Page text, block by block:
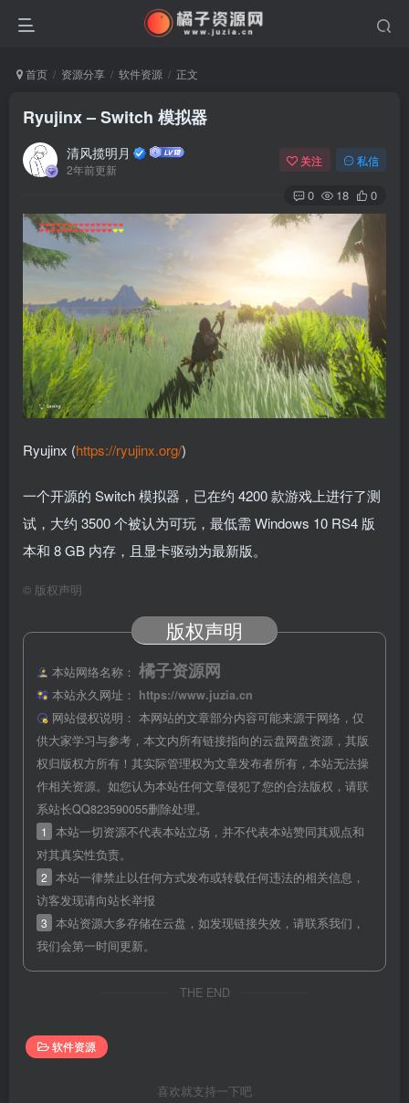
首页 资源分享 软件资源 正文
Ryujinx – Switch 模拟器
清风揽明月
2年前更新
关注 私信
0 18 0
Ryujinx (https://ryujinx.org/)
一个开源的 Switch 模拟器，已在约 4200 款游戏上进行了测
试，大约 3500 个被认为可玩，最低需 Windows 10 RS4 版
本和 8 GB 内存，且显卡驱动为最新版。
© 版权声明
版权声明
本站网络名称： 橘子资源网
本站永久网址：
https://www.juzia.cn
网站侵权说明： 本网站的文章部分内容可能来源于网络，仅
供大家学习与参考，本文内所有链接指向的云盘网盘资源，其版
权归版权方所有！其实际管理权为文章发布者所有，本站无法操
作相关资源。如您认为本站任何文章侵犯了您的合法版权，请联
系站长QQ823590055删除处理。
1
本站一切资源不代表本站立场，并不代表本站赞同其观点和
对其真实性负责。
2 本站一律禁止以任何方式发布或转载任何违法的相关信息，
访客发现请向站长举报
3 本站资源大多存储在云盘，如发现链接失效，请联系我们，
我们会第一时间更新。
THE END
软件资源
喜欢就支持一下吧